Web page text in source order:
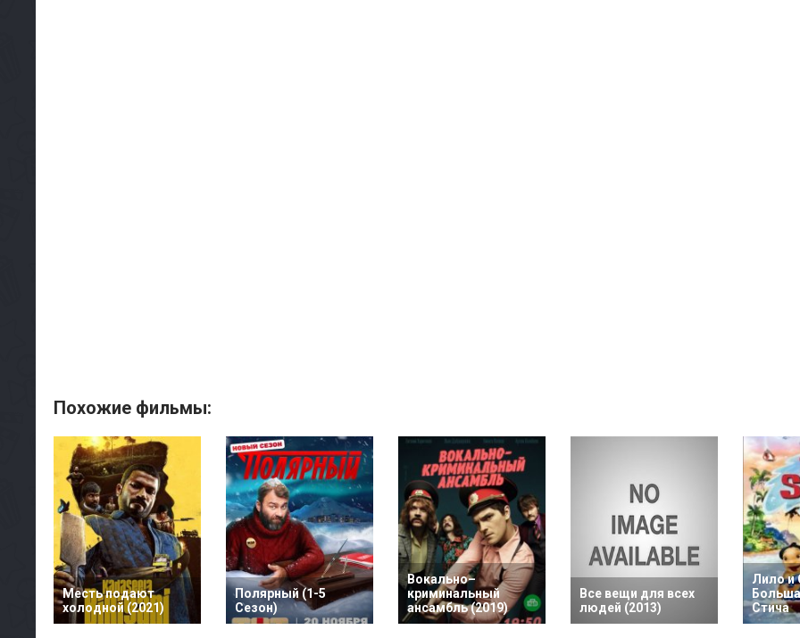
Похожие фильмы:
Месть подают
холодной (2021)
Полярный (1-5
Сезон)
Вокально–
криминальный
ансамбль (2019)
Все вещи для всех
людей (2013)
Лило и
Стича